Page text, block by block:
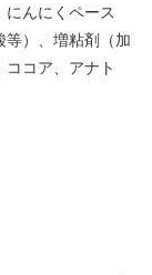
んにくペース
等）、増粘剤（加
コア、アナト